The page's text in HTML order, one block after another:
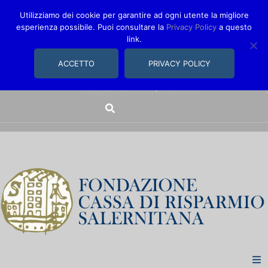
comunica@fondazionecarisal.it089 230611
Utilizziamo dei cookie per garantire ad ogni utente la migliore
esperienza possibile. Puoi consultare la Privacy Policy a questo
link.
ACCETTO PRIVACY POLICY